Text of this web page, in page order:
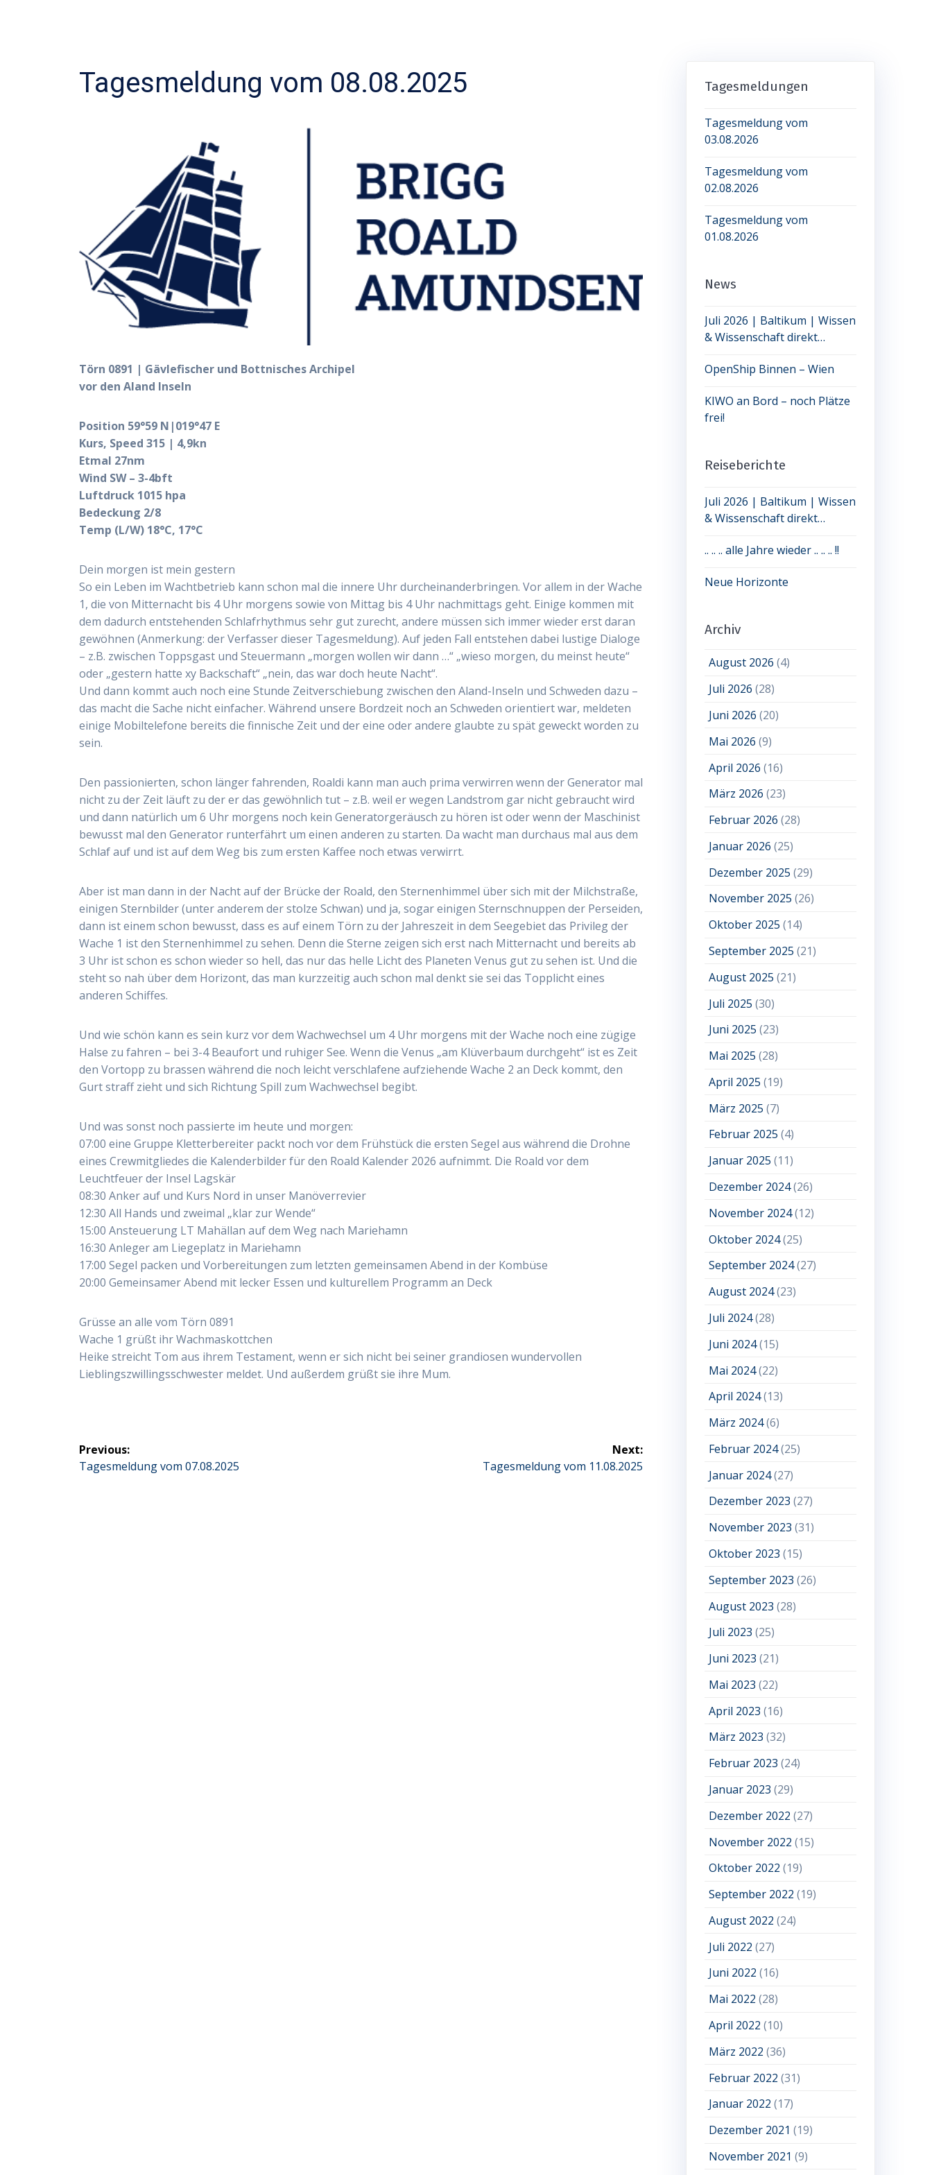
Tagesmeldung vom 08.08.2025
Törn 0891 | Gävlefischer und Bottnisches Archipel
vor den Aland Inseln
Position 59°59 N|019°47 E
Kurs, Speed 315 | 4,9kn
Etmal 27nm
Wind SW – 3-4bft
Luftdruck 1015 hpa
Bedeckung 2/8
Temp (L/W) 18°C, 17°C
Dein morgen ist mein gestern
So ein Leben im Wachtbetrieb kann schon mal die innere Uhr durcheinanderbringen. Vor allem in der Wache
1, die von Mitternacht bis 4 Uhr morgens sowie von Mittag bis 4 Uhr nachmittags geht. Einige kommen mit
dem dadurch entstehenden Schlafrhythmus sehr gut zurecht, andere müssen sich immer wieder erst daran
gewöhnen (Anmerkung: der Verfasser dieser Tagesmeldung). Auf jeden Fall entstehen dabei lustige Dialoge
– z.B. zwischen Toppsgast und Steuermann „morgen wollen wir dann …“ „wieso morgen, du meinst heute“
oder „gestern hatte xy Backschaft“ „nein, das war doch heute Nacht“.
Und dann kommt auch noch eine Stunde Zeitverschiebung zwischen den Aland-Inseln und Schweden dazu –
das macht die Sache nicht einfacher. Während unsere Bordzeit noch an Schweden orientiert war, meldeten
einige Mobiltelefone bereits die finnische Zeit und der eine oder andere glaubte zu spät geweckt worden zu
sein.
Den passionierten, schon länger fahrenden, Roaldi kann man auch prima verwirren wenn der Generator mal
nicht zu der Zeit läuft zu der er das gewöhnlich tut – z.B. weil er wegen Landstrom gar nicht gebraucht wird
und dann natürlich um 6 Uhr morgens noch kein Generatorgeräusch zu hören ist oder wenn der Maschinist
bewusst mal den Generator runterfährt um einen anderen zu starten. Da wacht man durchaus mal aus dem
Schlaf auf und ist auf dem Weg bis zum ersten Kaffee noch etwas verwirrt.
Aber ist man dann in der Nacht auf der Brücke der Roald, den Sternenhimmel über sich mit der Milchstraße,
einigen Sternbilder (unter anderem der stolze Schwan) und ja, sogar einigen Sternschnuppen der Perseiden,
dann ist einem schon bewusst, dass es auf einem Törn zu der Jahreszeit in dem Seegebiet das Privileg der
Wache 1 ist den Sternenhimmel zu sehen. Denn die Sterne zeigen sich erst nach Mitternacht und bereits ab
3 Uhr ist schon es schon wieder so hell, das nur das helle Licht des Planeten Venus gut zu sehen ist. Und die
steht so nah über dem Horizont, das man kurzzeitig auch schon mal denkt sie sei das Topplicht eines
anderen Schiffes.
Und wie schön kann es sein kurz vor dem Wachwechsel um 4 Uhr morgens mit der Wache noch eine zügige
Halse zu fahren – bei 3-4 Beaufort und ruhiger See. Wenn die Venus „am Klüverbaum durchgeht“ ist es Zeit
den Vortopp zu brassen während die noch leicht verschlafene aufziehende Wache 2 an Deck kommt, den
Gurt straff zieht und sich Richtung Spill zum Wachwechsel begibt.
Und was sonst noch passierte im heute und morgen:
07:00 eine Gruppe Kletterbereiter packt noch vor dem Frühstück die ersten Segel aus während die Drohne
eines Crewmitgliedes die Kalenderbilder für den Roald Kalender 2026 aufnimmt. Die Roald vor dem
Leuchtfeuer der Insel Lagskär
08:30 Anker auf und Kurs Nord in unser Manöverrevier
12:30 All Hands und zweimal „klar zur Wende“
15:00 Ansteuerung LT Mahällan auf dem Weg nach Mariehamn
16:30 Anleger am Liegeplatz in Mariehamn
17:00 Segel packen und Vorbereitungen zum letzten gemeinsamen Abend in der Kombüse
20:00 Gemeinsamer Abend mit lecker Essen und kulturellem Programm an Deck
Grüsse an alle vom Törn 0891
Wache 1 grüßt ihr Wachmaskottchen
Heike streicht Tom aus ihrem Testament, wenn er sich nicht bei seiner grandiosen wundervollen
Lieblingszwillingsschwester meldet. Und außerdem grüßt sie ihre Mum.
Beitragsnavigation
Previous:
Previous
Tagesmeldung vom 07.08.2025
Next:
Next
Tagesmeldung vom 11.08.2025
Tagesmeldungen
Tagesmeldung vom
03.08.2026
Tagesmeldung vom
02.08.2026
Tagesmeldung vom
01.08.2026
News
Juli 2026 | Baltikum | Wissen
& Wissenschaft direkt
OpenShip Binnen – Wien
KIWO an Bord – noch Plätze
frei!
Reiseberichte
Juli 2026 | Baltikum | Wissen
& Wissenschaft direkt
.. .. .. alle Jahre wieder .. .. .. !!
Neue Horizonte
Archiv
August 2026 (4)
Juli 2026 (28)
Juni 2026 (20)
Mai 2026 (9)
April 2026 (16)
März 2026 (23)
Februar 2026 (28)
Januar 2026 (25)
Dezember 2025 (29)
November 2025 (26)
Oktober 2025 (14)
September 2025 (21)
August 2025 (21)
Juli 2025 (30)
Juni 2025 (23)
Mai 2025 (28)
April 2025 (19)
März 2025 (7)
Februar 2025 (4)
Januar 2025 (11)
Dezember 2024(26)
November 2024(12)
Oktober 2024(25)
September 2024(27)
August 2024(23)
Juli 2024(28)
Juni 2024(15)
Mai 2024(22)
April 2024(13)
März 2024(6)
Februar 2024(25)
Januar 2024(27)
Dezember 2023 (27)
November 2023 (31)
Oktober 2023 (15)
September 2023 (26)
August 2023 (28)
Juli 2023 (25)
Juni 2023 (21)
Mai 2023 (22)
April 2023 (16)
März 2023 (32)
Februar 2023 (24)
Januar 2023 (29)
Dezember 2022 (27)
November 2022 (15)
Oktober 2022 (19)
September 2022 (19)
August 2022 (24)
Juli 2022 (27)
Juni 2022 (16)
Mai 2022 (28)
April 2022 (10)
März 2022 (36)
Februar 2022 (31)
Januar 2022 (17)
Dezember 2021 (19)
November 2021 (9)